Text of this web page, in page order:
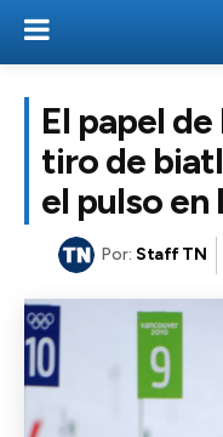
El papel
tiro de
el pulso en
Por: Staff TN